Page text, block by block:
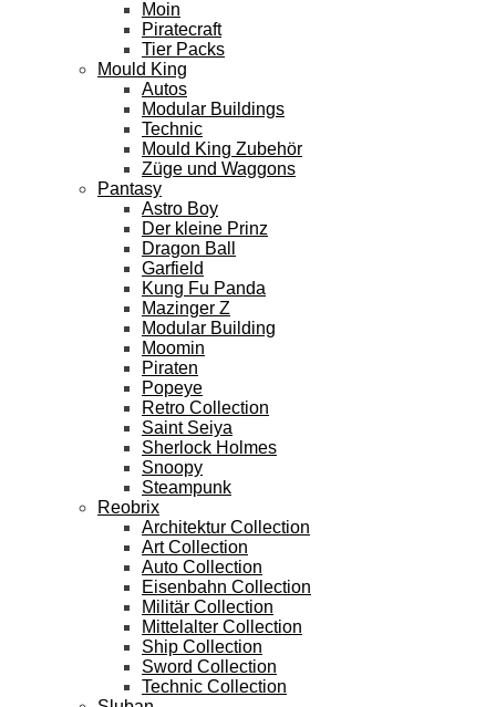
Moin
Piratecraft
Tier Packs
Mould King
Autos
Modular Buildings
Technic
Mould King Zubehör
Züge und Waggons
Pantasy
Astro Boy
Der kleine Prinz
Dragon Ball
Garfield
Kung Fu Panda
Mazinger Z
Modular Building
Moomin
Piraten
Popeye
Retro Collection
Saint Seiya
Sherlock Holmes
Snoopy
Steampunk
Reobrix
Architektur Collection
Art Collection
Auto Collection
Eisenbahn Collection
Militär Collection
Mittelalter Collection
Ship Collection
Sword Collection
Technic Collection